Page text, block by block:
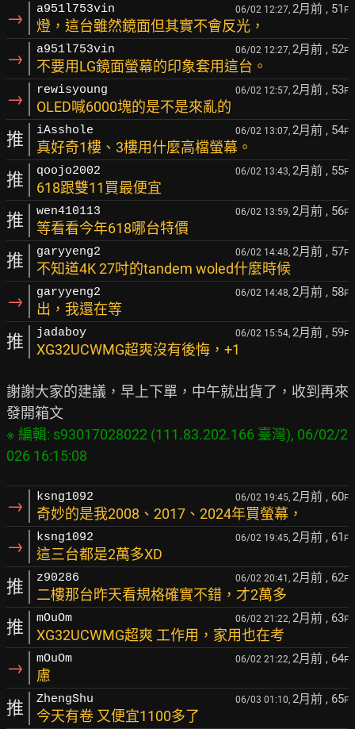
→ a951l753vin 06/02 12:27, 2月前 , 51 F
燈，這台雖然鏡面但其實不會反光，
→ a951l753vin 06/02 12:27, 2月前 , 52F
不要用LG鏡面螢幕的印象套用這台。
→ rewisyoung 06/02 12:57, 2月前 , 53F
OLED喊6000塊的是不是來亂的
推 iAsshole 06/02 13:07, 2月前 , 54F
真好奇1樓、3樓用什麼高檔螢幕。
推 qoojo2002 06/02 13:43, 2月前 , 55F
618跟雙11買最便宜
推 wen410113 06/02 13:59, 2月前 , 56F
等看看今年618哪台特價
推 garyyeng2 06/02 14:48, 2月前 , 57F
不知道4K 27吋的tandem woled什麼時候
→ garyyeng2 06/02 14:48, 2月前 , 58F
出，我還在等
推 jadaboy 06/02 15:54, 2月前 , 59F
XG32UCWMG超爽沒有後悔，+1
謝謝大家的建議，早上下單，中午就出貨了，收到再來
※ 編輯: s93017028022 (111.83.202.166 臺灣), 06/02/2
→ ksng1092 06/02 19:45, 2月前 , 60F
奇妙的是我2008、2017、2024年買螢幕，
→ ksng1092 06/02 19:45, 2月前 , 61 F
這三台都是2萬多XD
推 z90286 06/02 20:41, 2月前 , 62F
二樓那台昨天看規格確實不錯，才2萬多
推 mOuOm 06/02 21:22, 2月前 , 63F
XG32UCWMG超爽 工作用，家用也在考
→ mOuOm 06/02 21:22, 2月前 , 64F
慮
推 ZhengShu 06/03 01:10, 2月前 , 65F
今天有卷 又便宜1100多了